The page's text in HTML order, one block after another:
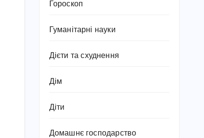
Гороскоп
Гуманітарні науки
Дієти та схуднення
Дім
Діти
Домашнє господарство